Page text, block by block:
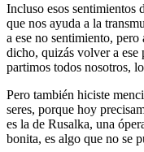
Incluso esos sentimientos
que nos ayuda a la
a ese no sentimiento,
dicho, quizás volver a ese
partimos todos nosotros,
Pero también hiciste
seres, porque hoy
es la de Rusalka, una
bonita, es algo que no se